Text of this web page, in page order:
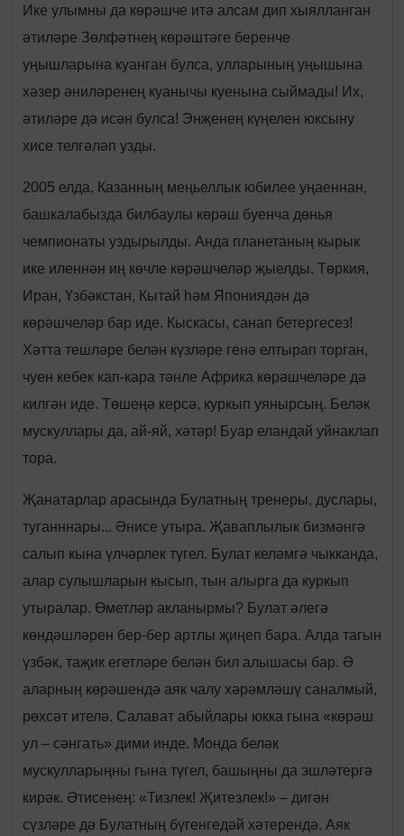
Ике улымны да көрәшче итә алсам дип хыялланган
әтиләре Зөлфәтнең көрәштәге беренче
уңышларына куанган булса, улларының уңышына
хәзер әниләренең куанычы куенына сыймады! Их,
әтиләре дә исән булса! Энҗенең күңелен юксыну
хисе телгәләп узды.
2005 елда, Казанның меңьеллык юбилее уңаеннан,
башкалабызда билбаулы көрәш буенча дөнья
чемпионаты уздырылды. Анда планетаның кырык
ике иленнән иң көчле көрәшчеләр җыелды. Төркия,
Иран, Үзбәкстан, Кытай һәм Япониядән дә
көрәшчеләр бар иде. Кыскасы, санап бетергесез!
Хәтта тешләре белән күзләре генә елтырап торган,
чуен кебек кап-кара тәнле Африка көрәшчеләре дә
килгән иде. Төшеңә керсә, куркып уянырсың. Беләк
мускуллары да, ай-яй, хәтәр! Буар еландай уйнаклап
тора.
Җанатарлар арасында Булатның тренеры, дуслары,
туганннары... Әнисе утыра. Җаваплылык бизмәнгә
салып кына үлчәрлек түгел. Булат келәмгә чыкканда,
алар сулышларын кысып, тын алырга да куркып
утыралар. Өметләр акланырмы? Булат әлегә
көндәшләрен бер-бер артлы җиңеп бара. Алда тагын
үзбәк, таҗик егетләре белән бил алышасы бар. Ә
аларның көрәшендә аяк чалу хәрәмләшү саналмый,
рөхсәт ителә. Салават абыйлары юкка гына «көрәш
ул – сәнгать» дими инде. Монда беләк
мускулларыңны гына түгел, башыңны да эшләтергә
кирәк. Әтисенең: «Тизлек! Җитезлек!» – дигән
сүзләре дә Булатның бүгенгедәй хәтерендә. Аяк